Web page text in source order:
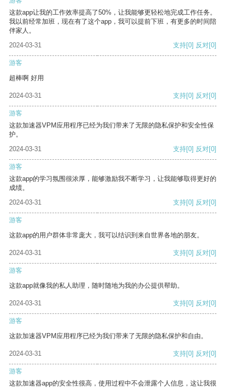
这款app让我的工作效率提高了50%，让我能够更轻松地完成工作任务。
我以前经常加班，现在有了这个app，我可以提前下班，有更多的时间陪
伴家人。
2024-03-31
支持[0] 反对[0]
游客
超棒啊 好用
2024-03-31 支持[0] 反对[0]
游客
这款加速器VPM应用程序已经为我们带来了无限的隐私保护和安全性保
护。
2024-03-31
支持[0] 反对[0]
游客
这款app的学习氛围很浓厚，能够激励我不断学习，让我能够取得更好的
成绩。
2024-03-31
支持[0] 反对[0]
游客
这款app的用户群体非常庞大，我可以结识到来自世界各地的朋友。
2024-03-31 支持[0] 反对[0]
游客
这款app就像我的私人助理，随时随地为我的办公提供帮助。
2024-03-31 支持[0] 反对[0]
游客
这款加速器VPM应用程序已经为我们带来了无限的隐私保护和自由。
2024-03-31 支持[0] 反对[0]
游客
这款加速器app的安全性很高，使用过程中不会泄露个人信息，这让我很